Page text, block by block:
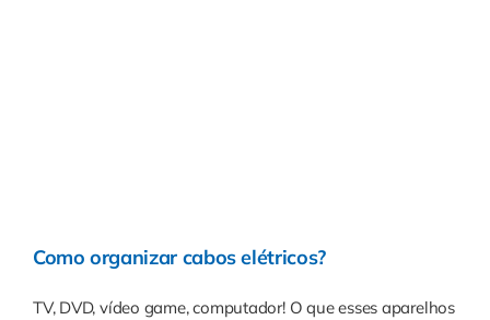
Como organizar cabos elétricos?
TV, DVD, vídeo game, computador! O que esses aparelhos